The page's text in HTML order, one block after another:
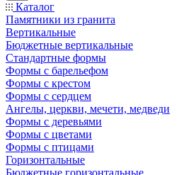
Каталог
Памятники из гранита
Вертикальные
Бюджетные вертикальные
Стандартные формы
Формы с барельефом
Формы с крестом
Формы с сердцем
Ангелы, церкви, мечети, медведи
Формы с деревьями
Формы с цветами
Формы с птицами
Горизонтальные
Бюджетные горизонтальные